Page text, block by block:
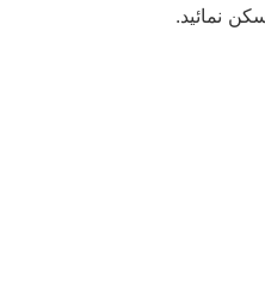
نمائید.